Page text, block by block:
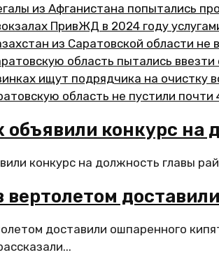
из Афганистана попытались
ПривЖД в 2024 году
из Саратовской области не
область пытались
ищут подрядчика на очистку
область не пустили
объявили конкурс на
конкурс на должность главы
вертолетом
доставили ошпаренного